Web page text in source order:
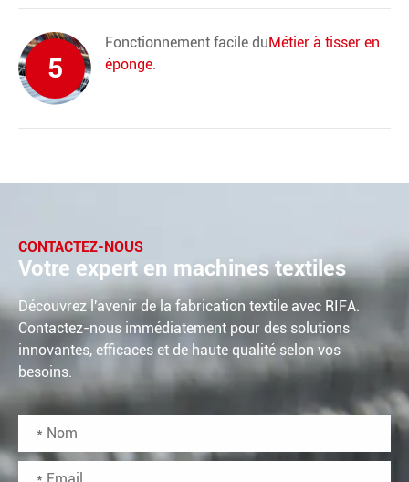
5
Fonctionnement facile duMétier à tisser en
éponge.
CONTACTEZ-NOUS
Votre expert en machines textiles
Découvrez l'avenir de la fabrication textile avec RIFA.
Contactez-nous immédiatement pour des solutions
innovantes, efficaces et de haute qualité selon vos
besoins.